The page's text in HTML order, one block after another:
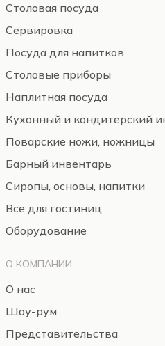
Столовая посуда
Сервировка
Посуда для напитков
Столовые приборы
Наплитная посуда
Кухонный и кондитерский
Поварские ножи, ножницы
Барный инвентарь
Сиропы, основы, напитки
Все для гостиниц
Оборудование
О КОМПАНИИ
О нас
Шоу-рум
Представительства